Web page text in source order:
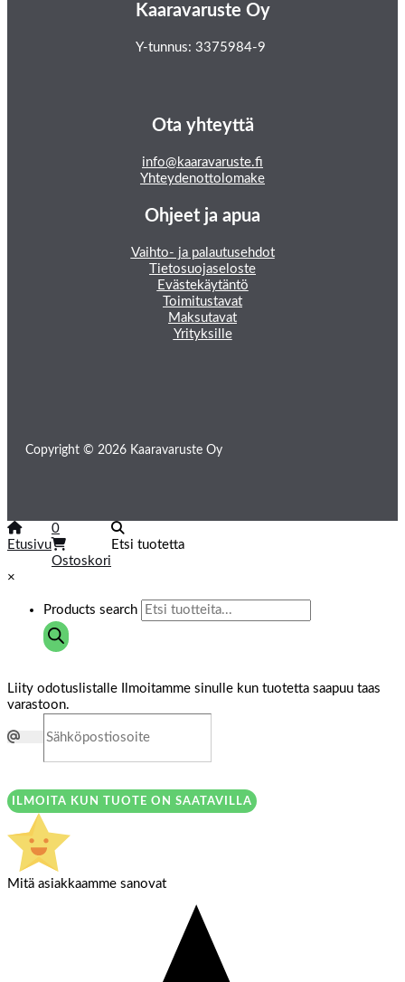
Kaaravaruste Oy
Y-tunnus: 3375984-9
Ota yhteyttä
info@kaaravaruste.fi
Yhteydenottolomake
Ohjeet ja apua
Vaihto- ja palautusehdot
Tietosuojaseloste
Evästekäytäntö
Toimitustavat
Maksutavat
Yrityksille
Copyright © 2026 Kaaravaruste Oy
Etusivu
0
Ostoskori
Etsi tuotetta
×
Products search
Liity odotuslistalle
Ilmoitamme sinulle kun tuotetta saapuu taas
varastoon.
ILMOITA KUN TUOTE ON SAATAVILLA
Mitä asiakkaamme sanovat